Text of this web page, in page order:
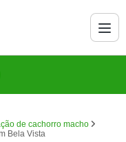
de cachorro macho
Bela Vista